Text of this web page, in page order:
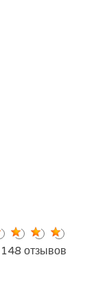
отзывов